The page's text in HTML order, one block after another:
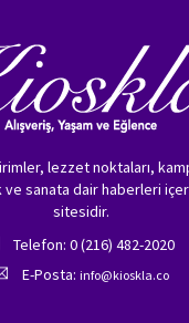
lezzet noktaları,
sanata dair haberleri
sitesidir.
Telefon: 0 (216) 482-2020
E-Posta: info@kioskla.co